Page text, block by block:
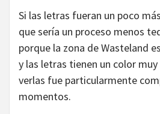
Si las letras fueran un poco
que sería un proceso menos
porque la zona de Wasteland
y las letras tienen un color
verlas fue particularmente
momentos.